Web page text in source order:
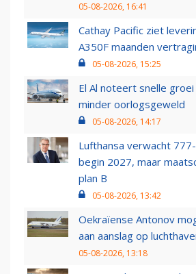
05-08-2026, 16:41
Cathay Pacific ziet
A350F maanden
05-08-2026, 15:25
El Al noteert snelle
minder oorlogsgeweld
05-08-2026, 14:17
Lufthansa verwacht
begin 2027, maar
plan B
05-08-2026, 13:42
Oekraïense Antonov
aan aanslag op
05-08-2026, 13:18